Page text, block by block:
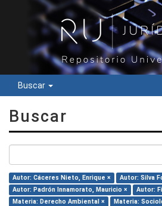
Buscar
Buscar
Autor: Cáceres Nieto, Enrique ×
Autor: Silva
Autor: Padrón Innamorato, Mauricio ×
Autor:
Materia: Derecho Ambiental ×
Materia: